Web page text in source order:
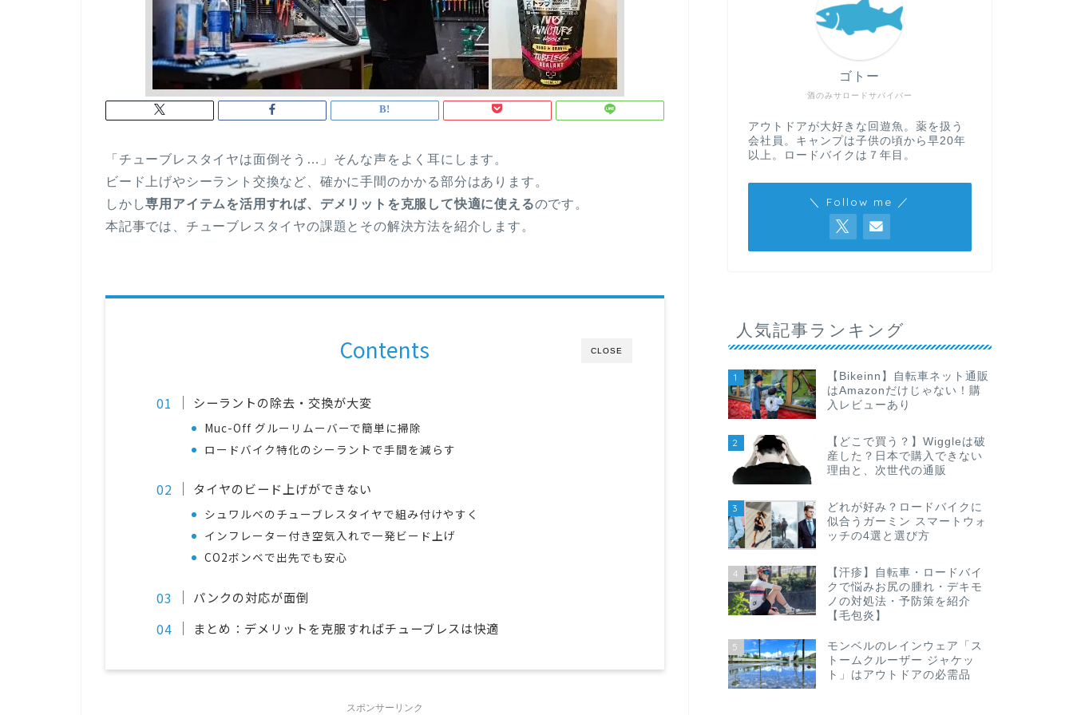
「チューブレスタイヤは面倒そう…」そんな声をよく耳にします。
ビード上げやシーラント交換など、確かに手間のかかる部分はあります。
しかし専用アイテムを活用すれば、デメリットを克服して快適に使えるのです。
本記事では、チューブレスタイヤの課題とその解決方法を紹介します。
CLOSE
Contents
シーラントの除去・交換が大変
Muc-Off グルーリムーバーで簡単に掃除
ロードバイク特化のシーラントで手間を減らす
タイヤのビード上げができない
シュワルベのチューブレスタイヤで組み付けやすく
インフレーター付き空気入れで一発ビード上げ
CO2ボンベで出先でも安心
パンクの対応が面倒
まとめ：デメリットを克服すればチューブレスは快適
スポンサーリンク
酒のみサロードサバイバー
ゴトー
アウトドアが大好きな回遊魚。薬を扱う
会社員。キャンプは子供の頃から早20年
以上。ロードバイクは７年目。
＼ Follow me ／
人気記事ランキング
1
【Bikeinn】自転車ネット通販
はAmazonだけじゃない！購
入レビューあり
2
【どこで買う？】Wiggleは破
産した？日本で購入できない
理由と、次世代の通販
3
どれが好み？ロードバイクに
似合うガーミン スマートウォ
ッチの4選と選び方
4
【汗疹】自転車・ロードバイ
クで悩みお尻の腫れ・デキモ
ノの対処法・予防策を紹介
【毛包炎】
5
モンベルのレインウェア「ス
トームクルーザー ジャケッ
ト」はアウトドアの必需品